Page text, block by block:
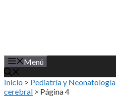
Menú
Inicio > Pediatría y Neonatología
cerebral > Página 4